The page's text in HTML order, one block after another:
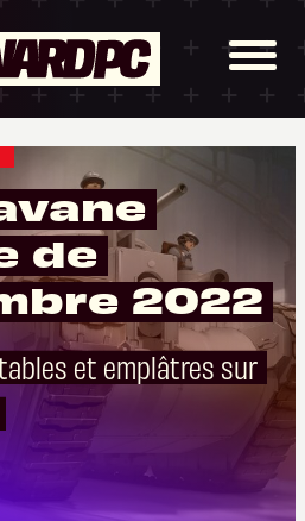
de
2022
et emplâtres sur